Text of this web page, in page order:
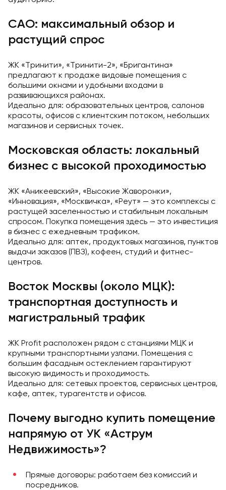
САО: максимальный обзор и
растущий спрос
ЖК «Тринити», «Тринити-2», «Бригантина»
предлагают к продаже видовые помещения с
большими окнами и удобными входами в
развивающихся районах.
Идеально для: образовательных центров, салонов
красоты, офисов с клиентским потоком, небольших
магазинов и сервисных точек.
Московская область: локальный
бизнес с высокой проходимостью
ЖК «Аникеевский», «Высокие Жаворонки»,
«Инновация», «Москвичка», «Реут» — это комплексы с
растущей заселенностью и стабильным локальным
спросом. Покупка помещения здесь — это инвестиция
в бизнес с ежедневным трафиком.
Идеально для: аптек, продуктовых магазинов, пунктов
выдачи заказов (ПВЗ), кофеен, студий и фитнес-
центров.
Восток Москвы (около МЦК):
транспортная доступность и
магистральный трафик
ЖК Profit расположен рядом с станциями МЦК и
крупными транспортными узлами. Помещения с
большим фасадным остеклением гарантируют
высокую видимость и проходимость.
Идеально для: сетевых проектов, сервисных центров,
кафе, аптек, турагентств и офисов.
Почему выгодно купить помещение
напрямую от УК «Аструм
Недвижимость»?
Прямые договоры: работаем без комиссий и
посредников.